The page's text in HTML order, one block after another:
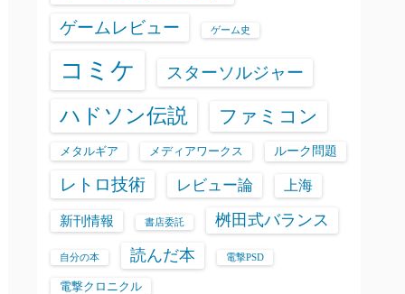
ゲームレビュー ゲーム史
コミケ スターソルジャー
ハドソン伝説 ファミコン
メタルギア メディアワークス ルーク問題
レトロ技術 レビュー論 上海
新刊情報 書店委託 桝田式バランス
自分の本 読んだ本 電撃PSD
電撃クロニクル